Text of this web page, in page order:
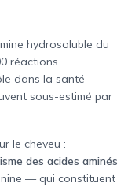
hydrosoluble du
réactions
dans la santé
sous-estimé par
le cheveu :
des acides aminés
— qui constituent